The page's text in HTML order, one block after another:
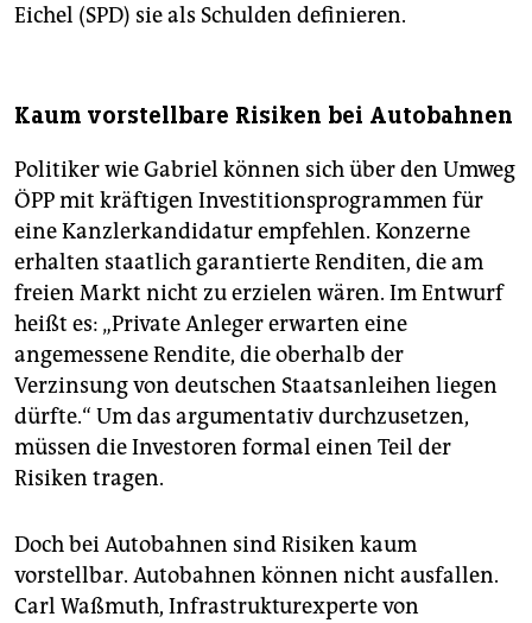
Eichel (SPD) sie als Schulden definieren.
Kaum vorstellbare Risiken bei Autobahnen
Politiker wie Gabriel können sich über den Umweg
ÖPP mit kräftigen Investitionsprogrammen für
eine Kanzlerkandidatur empfehlen. Konzerne
erhalten staatlich garantierte Renditen, die am
freien Markt nicht zu erzielen wären. Im Entwurf
heißt es: „Private Anleger erwarten eine
angemessene Rendite, die oberhalb der
Verzinsung von deutschen Staatsanleihen liegen
dürfte.“ Um das argumentativ durchzusetzen,
müssen die Investoren formal einen Teil der
Risiken tragen.
Doch bei Autobahnen sind Risiken kaum
vorstellbar. Autobahnen können nicht ausfallen.
Carl Waßmuth, Infrastrukturexperte von